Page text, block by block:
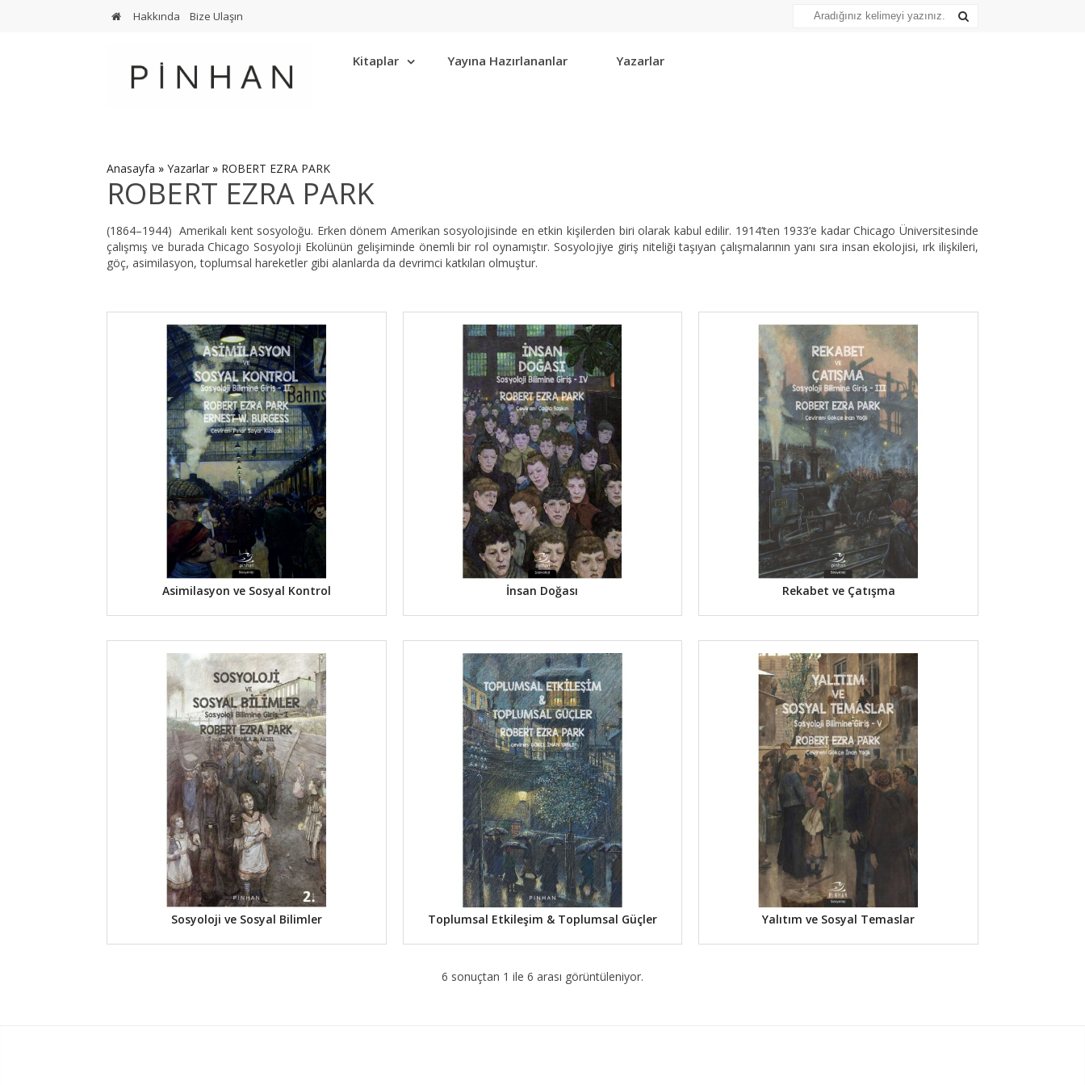
Hakkında Bize Ulaşın
Kitaplar Yayına Hazırlananlar Yazarlar
Anasayfa » Yazarlar » ROBERT EZRA PARK
ROBERT EZRA PARK
(1864–1944) Amerikalı kent sosyoloğu. Erken dönem Amerikan sosyolojisinde en etkin kişilerden biri olarak kabul edilir. 1914’ten 1933’e kadar Chicago Üniversitesinde
çalışmış ve burada Chicago Sosyoloji Ekolünün gelişiminde önemli bir rol oynamıştır. Sosyolojiye giriş niteliği taşıyan çalışmalarının yanı sıra insan ekolojisi, ırk ilişkileri,
göç, asimilasyon, toplumsal hareketler gibi alanlarda da devrimci katkıları olmuştur.
Asimilasyon ve Sosyal Kontrol İnsan Doğası Rekabet ve Çatışma
Sosyoloji ve Sosyal Bilimler Toplumsal Etkileşim & Toplumsal Güçler Yalıtım ve Sosyal Temaslar
6 sonuçtan 1 ile 6 arası görüntüleniyor.